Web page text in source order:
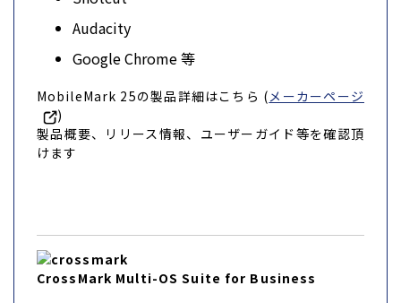
Audacity
Google Chrome 等
MobileMark 25の製品詳細はこちら (メーカーページ
)
製品概要、リリース情報、ユーザーガイド等を確認頂
けます
CrossMark Multi-OS Suite for Business